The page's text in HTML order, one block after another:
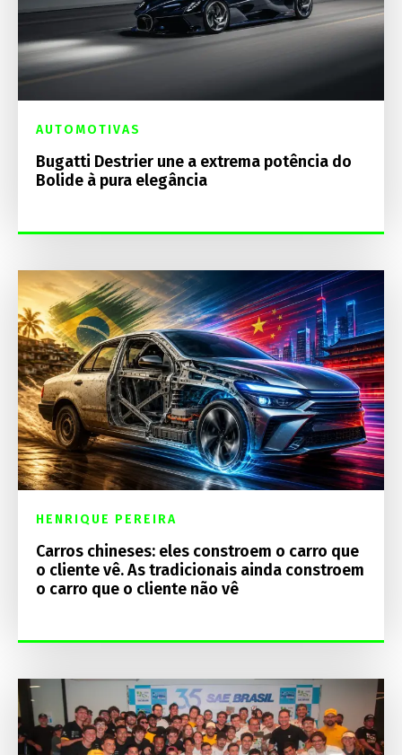
AUTOMOTIVAS
Bugatti Destrier une a extrema potência do
Bolide à pura elegância
HENRIQUE PEREIRA
Carros chineses: eles constroem o carro que
o cliente vê. As tradicionais ainda constroem
o carro que o cliente não vê